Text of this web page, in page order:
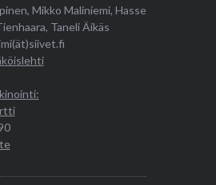
Mikko Maliniemi, Hasse
Taneli Äikäs